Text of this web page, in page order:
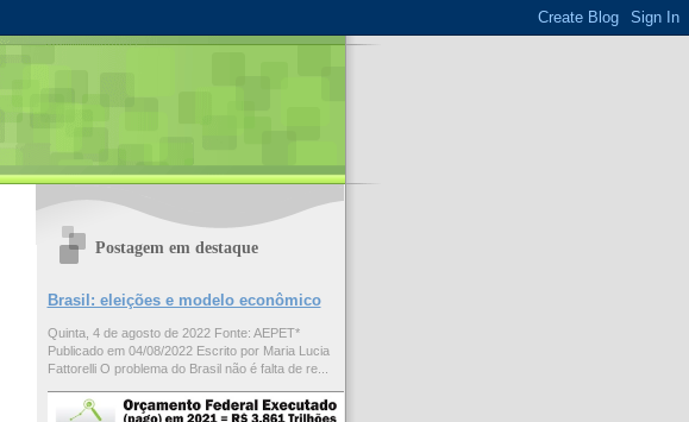
Postagem em destaque
Brasil: eleições e modelo econômico
Quinta, 4 de agosto de 2022 Fonte: AEPET*
Publicado em 04/08/2022 Escrito por Maria Lucia
Fattorelli O problema do Brasil não é falta de re...